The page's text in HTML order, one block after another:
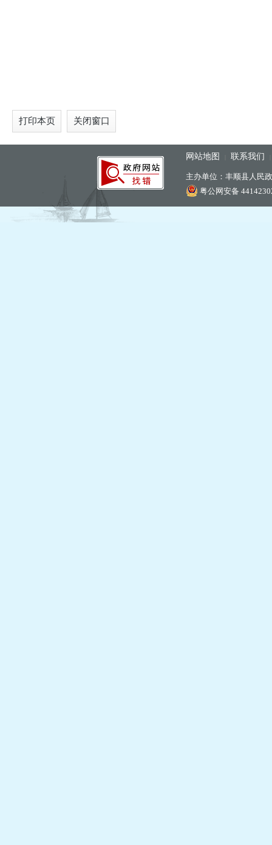
打印本页 关闭窗口
网站地图 联系我们
主办单位：丰顺县人民
粤公网安备